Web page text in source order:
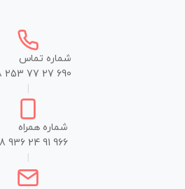
شماره تماس
253 77 27 690
شماره همراه
936 24 91 966